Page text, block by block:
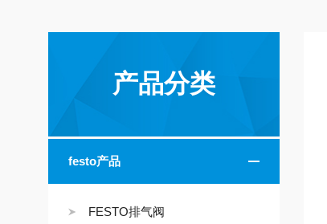
产品分类
festo产品
FESTO排气阀